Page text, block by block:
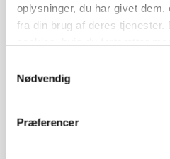
oplysninger, du har givet
fra din brug af deres
Nødvendig
Præferencer